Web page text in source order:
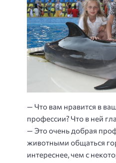
— Что вам нравится в
профессии? Что в ней
— Это очень добрая
животными общаться
интереснее, чем с